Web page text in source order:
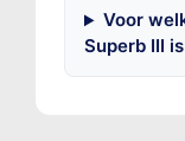
Voor
Superb III